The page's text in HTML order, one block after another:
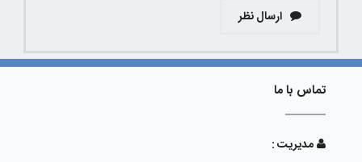
ارسال نظر
تماس با ما
مدیریت :